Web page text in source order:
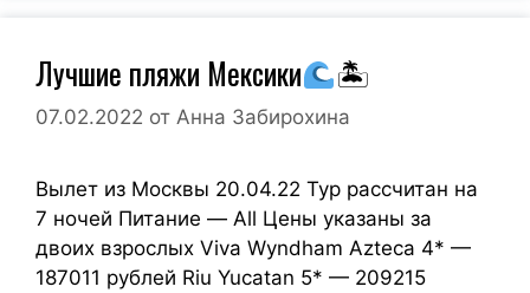
Лучшие пляжи Мексики 🏝
07.02.2022 от Анна Забирохина
Вылет из Москвы 20.04.22 Тур рассчитан на
7 ночей Питание — All Цены указаны за
двоих взрослых Viva Wyndham Azteca 4* —
187011 рублей Riu Yucatan 5* — 209215